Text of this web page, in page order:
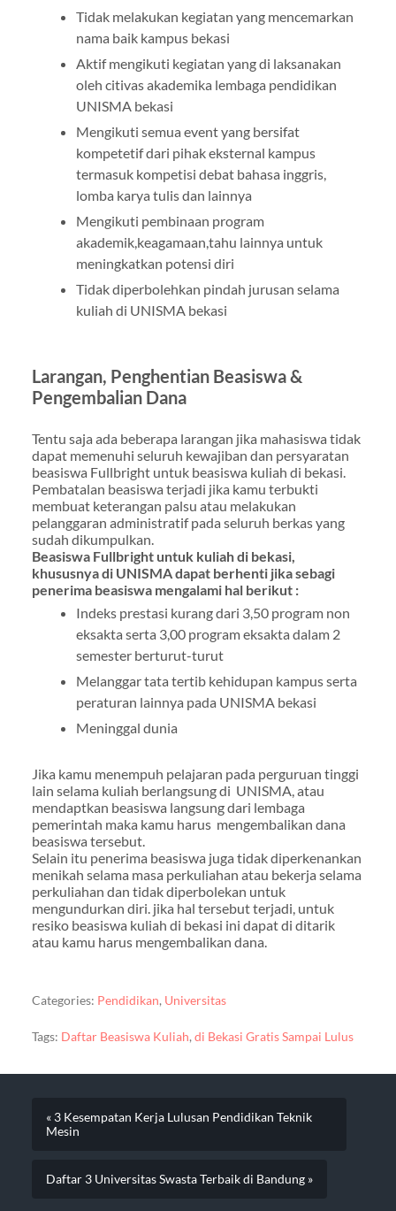
Tidak melakukan kegiatan yang mencemarkan
nama baik kampus bekasi
Aktif mengikuti kegiatan yang di laksanakan
oleh citivas akademika lembaga pendidikan
UNISMA bekasi
Mengikuti semua event yang bersifat
kompetetif dari pihak eksternal kampus
termasuk kompetisi debat bahasa inggris,
lomba karya tulis dan lainnya
Mengikuti pembinaan program
akademik,keagamaan,tahu lainnya untuk
meningkatkan potensi diri
Tidak diperbolehkan pindah jurusan selama
kuliah di UNISMA bekasi
Larangan, Penghentian Beasiswa &
Pengembalian Dana
Tentu saja ada beberapa larangan jika mahasiswa tidak
dapat memenuhi seluruh kewajiban dan persyaratan
beasiswa Fullbright untuk beasiswa kuliah di bekasi.
Pembatalan beasiswa terjadi jika kamu terbukti
membuat keterangan palsu atau melakukan
pelanggaran administratif pada seluruh berkas yang
sudah dikumpulkan.
Beasiswa Fullbright untuk kuliah di bekasi,
khususnya di UNISMA dapat berhenti jika sebagi
penerima beasiswa mengalami hal berikut :
Indeks prestasi kurang dari 3,50 program non
eksakta serta 3,00 program eksakta dalam 2
semester berturut-turut
Melanggar tata tertib kehidupan kampus serta
peraturan lainnya pada UNISMA bekasi
Meninggal dunia
Jika kamu menempuh pelajaran pada perguruan tinggi
lain selama kuliah berlangsung di UNISMA, atau
mendaptkan beasiswa langsung dari lembaga
pemerintah maka kamu harus mengembalikan dana
beasiswa tersebut.
Selain itu penerima beasiswa juga tidak diperkenankan
menikah selama masa perkuliahan atau bekerja selama
perkuliahan dan tidak diperbolekan untuk
mengundurkan diri. jika hal tersebut terjadi, untuk
resiko beasiswa kuliah di bekasi ini dapat di ditarik
atau kamu harus mengembalikan dana.
Categories: Pendidikan, Universitas
Tags: Daftar Beasiswa Kuliah, di Bekasi Gratis Sampai Lulus
« 3 Kesempatan Kerja Lulusan Pendidikan Teknik
Mesin
Daftar 3 Universitas Swasta Terbaik di Bandung »